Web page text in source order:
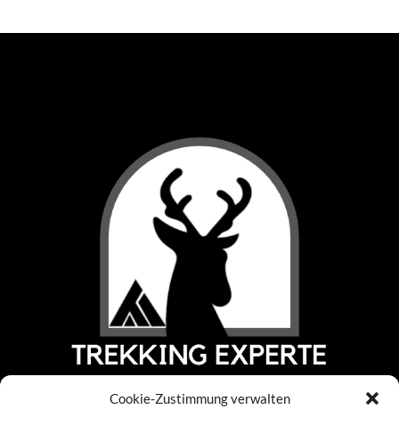
Cookie-Zustimmung verwalten